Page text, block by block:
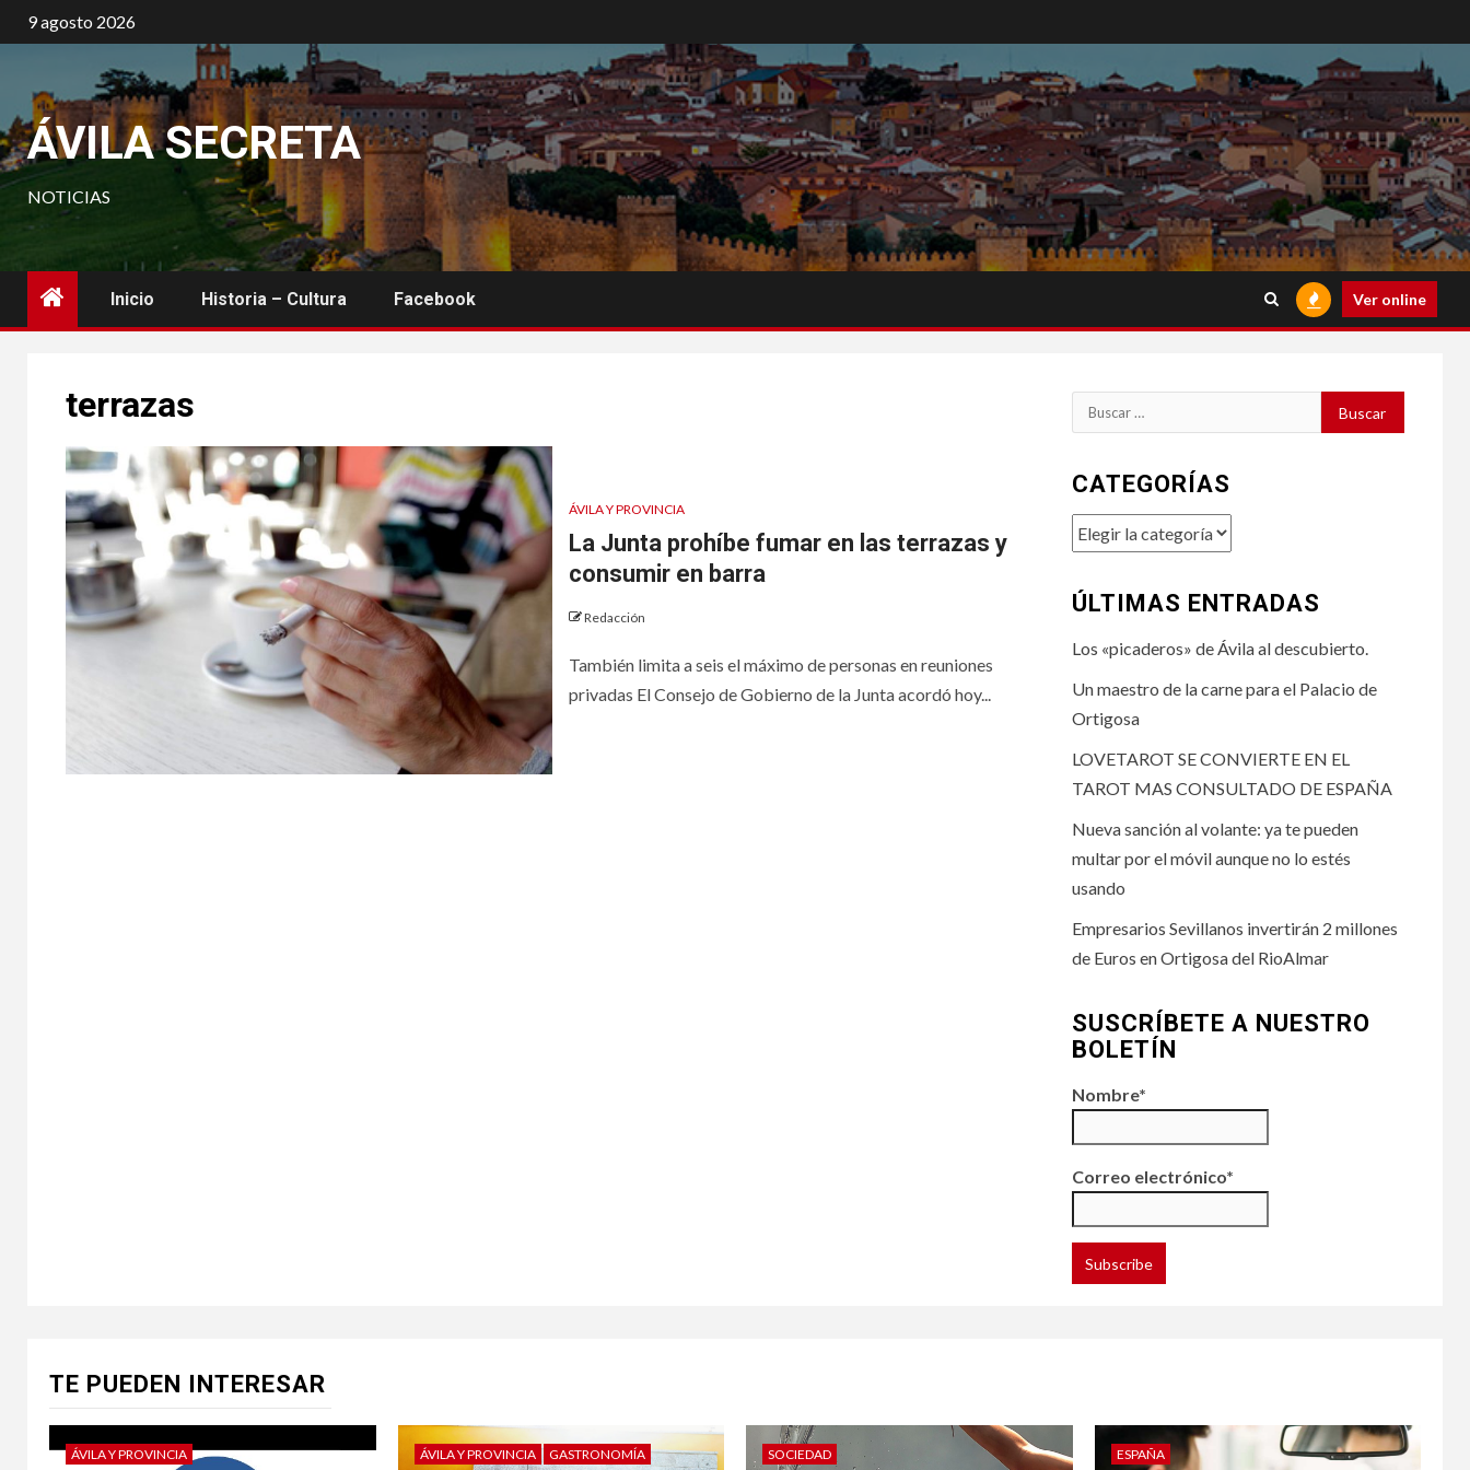
Saltar
al
9 agosto 2026
ÁVILA SECRETA
NOTICIAS
Inicio Historia – Cultura Facebook Ver online
terrazas
ÁVILA Y PROVINCIA
La Junta prohíbe fumar en las terrazas y
consumir en barra
Redacción
También limita a seis el máximo de personas en reuniones
privadas El Consejo de Gobierno de la Junta acordó hoy...
Buscar:
CATEGORÍAS
Categorías
ÚLTIMAS ENTRADAS
Los «picaderos» de Ávila al descubierto.
Un maestro de la carne para el Palacio de
Ortigosa
LOVETAROT SE CONVIERTE EN EL
TAROT MAS CONSULTADO DE ESPAÑA
Nueva sanción al volante: ya te pueden
multar por el móvil aunque no lo estés
usando
Empresarios Sevillanos invertirán 2 millones
de Euros en Ortigosa del RioAlmar
SUSCRÍBETE A NUESTRO
BOLETÍN
Nombre*
Correo electrónico*
TE PUEDEN INTERESAR
ÁVILA Y PROVINCIA ÁVILA Y PROVINCIA GASTRONOMÍA SOCIEDAD ESPAÑA